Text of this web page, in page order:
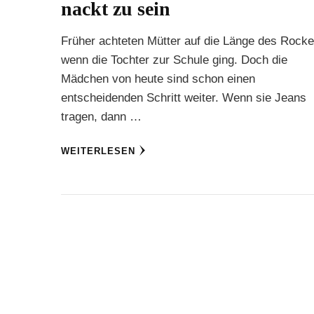
nackt zu sein
Früher achteten Mütter auf die Länge des
wenn die Tochter zur Schule ging. Doch die
Mädchen von heute sind schon einen
entscheidenden Schritt weiter. Wenn sie Jeans
tragen, dann …
WEITERLESEN